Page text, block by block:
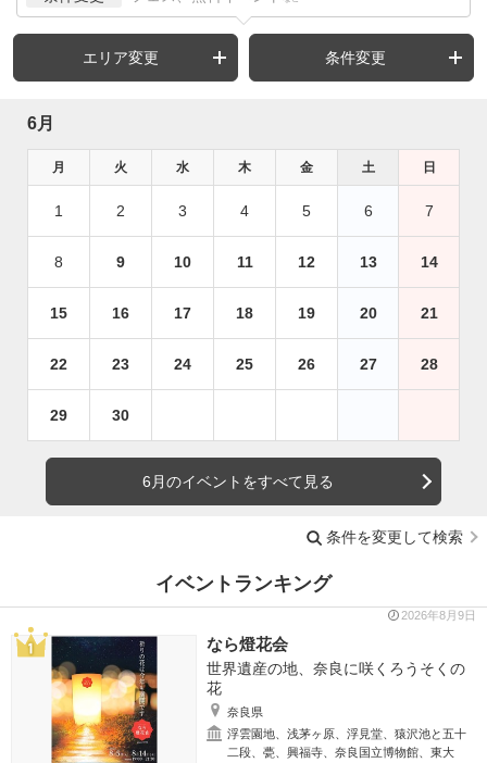
エリア変更 条件変更
6月
月 火 水 木 金 土 日
1 2 3 4 5 6 7
8 9 10 11 12 13 14
15 16 17 18 19 20 21
22 23 24 25 26 27 28
29 30
6月のイベントをすべて見る
条件を変更して検索
イベントランキング
2026年8月9日
なら燈花会
世界遺産の地、奈良に咲くろうそくの
花
奈良県
浮雲園地、浅茅ヶ原、浮見堂、猿沢池と五十
二段、甍、興福寺、奈良国立博物館、東大